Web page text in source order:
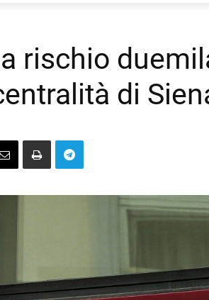
rischio
di